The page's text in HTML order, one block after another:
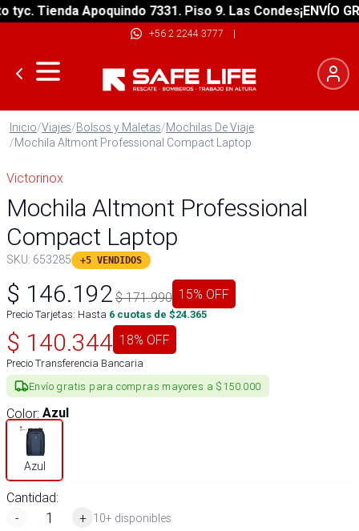
Tienda Apoquindo 7331. Piso 9. Las Condes¡ENVÍO
+56 2 2244 3777 |
Inicio/Viajes/Bolsos y Maletas/Mochilas De Viaje
/Mochila Altmont Professional Compact Laptop
Victorinox
Mochila Altmont Professional
Compact Laptop
SKU: 653285 +5 VENDIDOS
$ 146.192 $171.990 15% OFF
Precio Tarjetas: Hasta 6 cuotas de $24.365
$ 140.344 18% OFF
Precio Transferencia Bancaria
Envío gratis para compras mayores a $150.000
Color: Azul
Azul
Cantidad:
-
+ 10+ disponibles